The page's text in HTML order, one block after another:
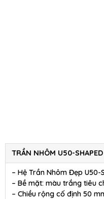
TRẦN NHÔM U50-SHAPED
– Hệ Trần Nhôm Đẹp U50-
– Bề mặt: màu trắng tiêu
– Chiều rộng cố định 50